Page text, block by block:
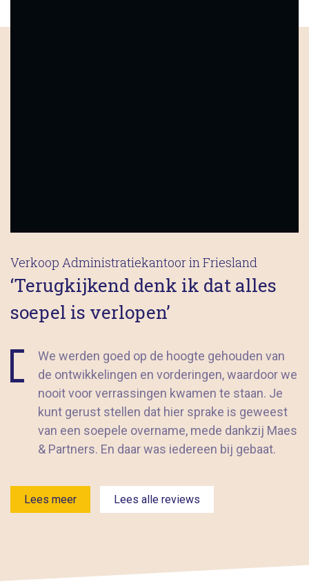
Verkoop Administratiekantoor in Friesland
‘Terugkijkend denk ik dat alles
soepel is verlopen’
We werden goed op de hoogte gehouden van
de ontwikkelingen en vorderingen, waardoor we
nooit voor verrassingen kwamen te staan. Je
kunt gerust stellen dat hier sprake is geweest
van een soepele overname, mede dankzij Maes
& Partners. En daar was iedereen bij gebaat.
Lees meer Lees alle reviews